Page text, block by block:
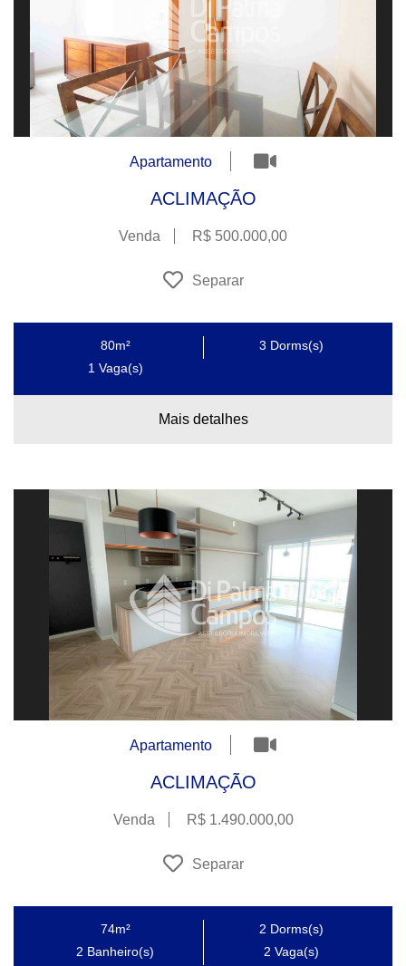
Apartamento
ACLIMAÇÃO
Venda R$ 500.000,00
Separar
80m² 3 Dorms(s)
1Vaga(s)
Mais detalhes
Apartamento
ACLIMAÇÃO
Venda R$ 1.490.000,00
Separar
74m² 2 Dorms(s)
2 Banheiro(s) 2 Vaga(s)